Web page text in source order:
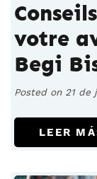
votre
Begi
Posted on 21 de
LEER